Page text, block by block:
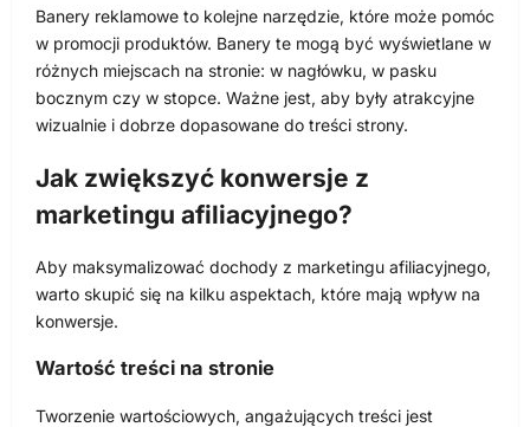
Banery reklamowe to kolejne narzędzie, które może pomóc
w promocji produktów. Banery te mogą być wyświetlane w
różnych miejscach na stronie: w nagłówku, w pasku
bocznym czy w stopce. Ważne jest, aby były atrakcyjne
wizualnie i dobrze dopasowane do treści strony.
Jak zwiększyć konwersje z
marketingu afiliacyjnego?
Aby maksymalizować dochody z marketingu afiliacyjnego,
warto skupić się na kilku aspektach, które mają wpływ na
konwersje.
Wartość treści na stronie
Tworzenie wartościowych, angażujących treści jest